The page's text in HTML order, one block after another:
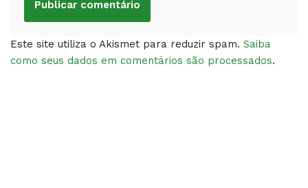
Este site utiliza o Akismet para reduzir spam. Saiba
como seus dados em comentários são processados.